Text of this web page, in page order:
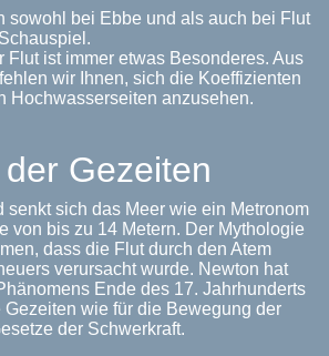
sowohl bei Ebbe und als auch bei Flut
Flut ist immer etwas Besonderes. Aus
wir Ihnen, sich die Koeffizienten
Hochwasserseiten anzusehen.
Gezeiten
senkt sich das Meer wie ein Metronom
von bis zu 14 Metern. Der Mythologie
dass die Flut durch den Atem
verursacht wurde. Newton hat
Ende des 17. Jahrhunderts
wie für die Bewegung der
der Schwerkraft.